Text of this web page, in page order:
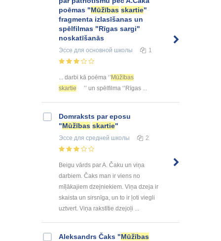
poēmas "Mūžības skartie"
fragmenta izlasīšanas un
spēlfilmas "Rīgas sargi"
noskatīšanās
Эссе для основной школы 1
... darbi kā poēma ‘’Mūžības
skartie
’’ un spēlfilma ‘’Rīgas ...
Domraksts par eposu
"Mūžības skartie"
Эссе для средней школы 2
Beigu vārds par A. Čaku un viņa
darbiem. Čaks man ir viens no
mīļākajiem dzejniekiem. Viņa dzeja ir
skaista un sirsnīga, un to ir ļoti viegli
uztvert. Viņa rakstītie dzejoļi ...
Aleksandrs Čaks "Mūžības